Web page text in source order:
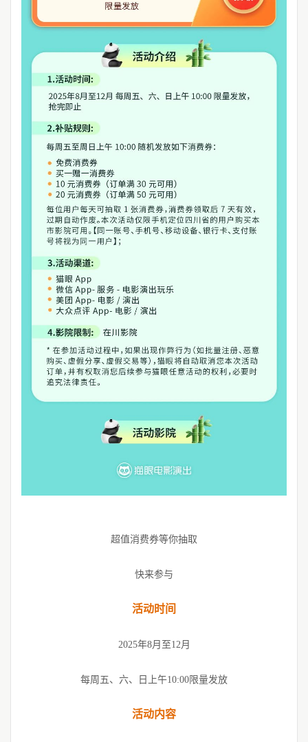
超值消费券等你抽取
快来参与
活动时间
2025年8月至12月
每周五、六、日上午10:00限量发放
活动内容